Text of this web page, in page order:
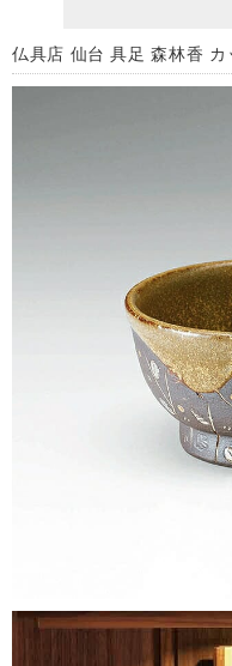
仏具店 仙台 具足 森林香 カ